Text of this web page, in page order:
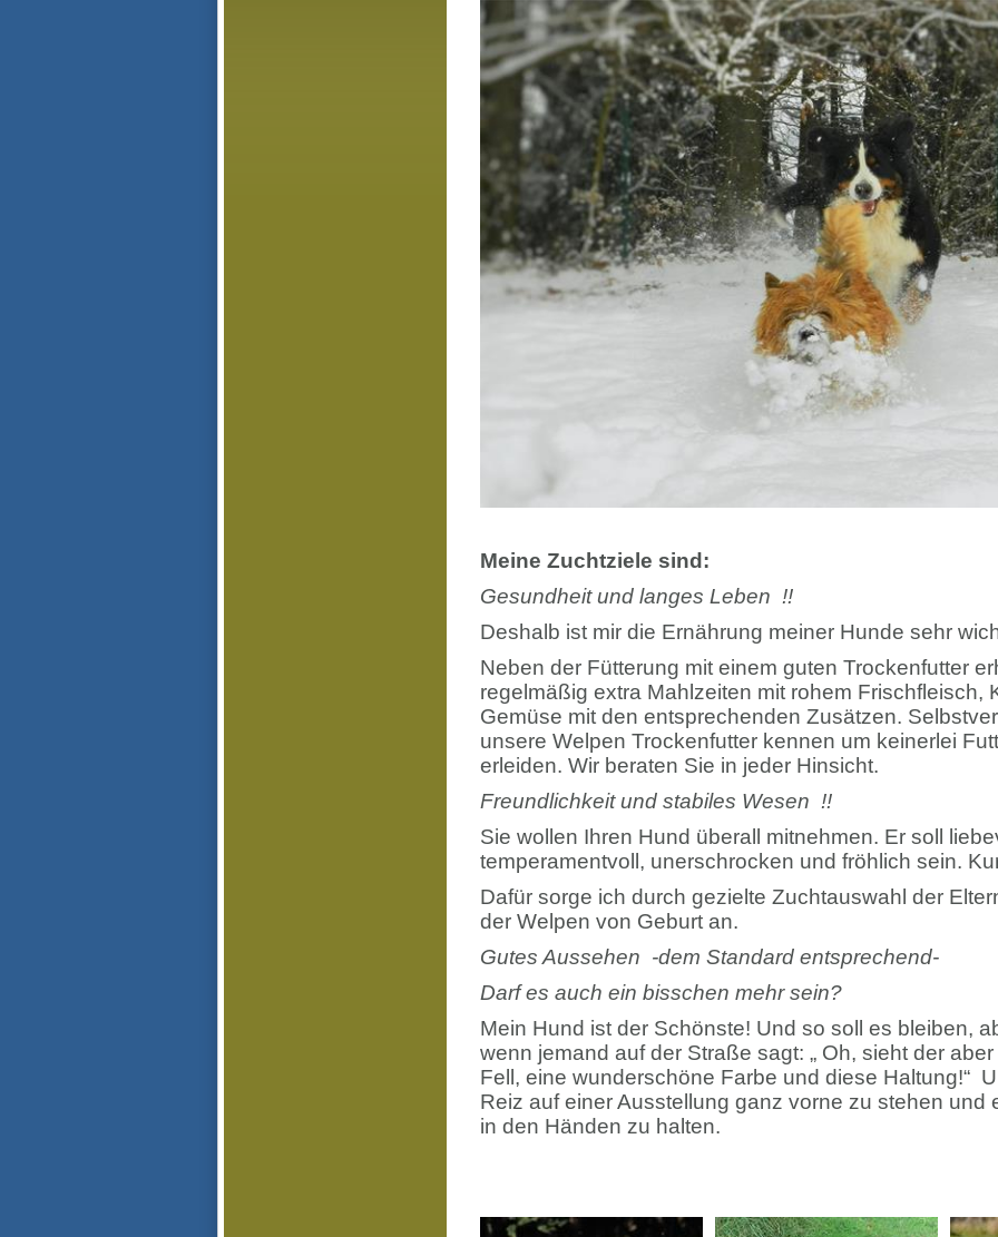
Meine Zuchtziele sind:
Gesundheit und langes Leben !!
Deshalb ist mir die Ernährung meiner Hunde sehr
Neben der Fütterung mit einem guten Trockenfutter
regelmäßig extra Mahlzeiten mit rohem Frischfleisch,
Gemüse mit den entsprechenden Zusätzen.
unsere Welpen Trockenfutter kennen um keinerlei
erleiden. Wir beraten Sie in jeder Hinsicht.
Freundlichkeit und stabiles Wesen !!
Sie wollen Ihren Hund überall mitnehmen. Er soll
temperamentvoll, unerschrocken und fröhlich sein.
Dafür sorge ich durch gezielte Zuchtauswahl der
der Welpen von Geburt an.
Gutes Aussehen -dem Standard entsprechend-
Darf es auch ein bisschen mehr sein?
Mein Hund ist der Schönste! Und so soll es bleiben,
wenn jemand auf der Straße sagt: „ Oh, sieht der
Fell, eine wunderschöne Farbe und diese Haltung!“
Reiz auf einer Ausstellung ganz vorne zu stehen und
in den Händen zu halten.